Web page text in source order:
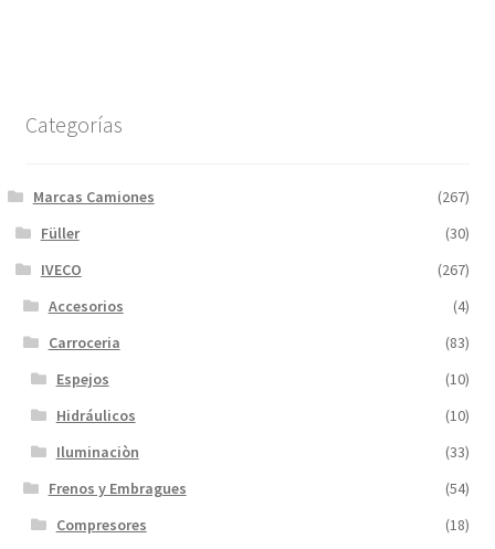
Categorías
Marcas Camiones
(267)
Füller
(30)
IVECO
(267)
Accesorios
(4)
Carroceria
(83)
Espejos
(10)
Hidráulicos
(10)
Iluminaciòn
(33)
Frenos y Embragues
(54)
Compresores
(18)